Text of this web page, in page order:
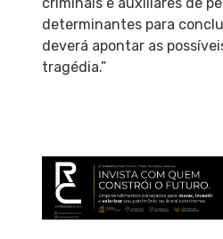
criminais e auxiliares de
determinantes para
deverá apontar as
tragédia.”